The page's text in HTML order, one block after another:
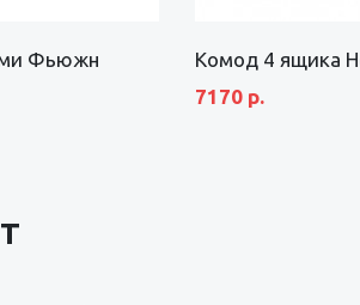
Фьюжн
Комод 4 ящика
7170 р.